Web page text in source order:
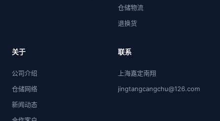
仓储物流
退换货
关于
公司介绍
仓储网络
新闻动态
联系
上海嘉定南翔
jingtangcangchu@126.com